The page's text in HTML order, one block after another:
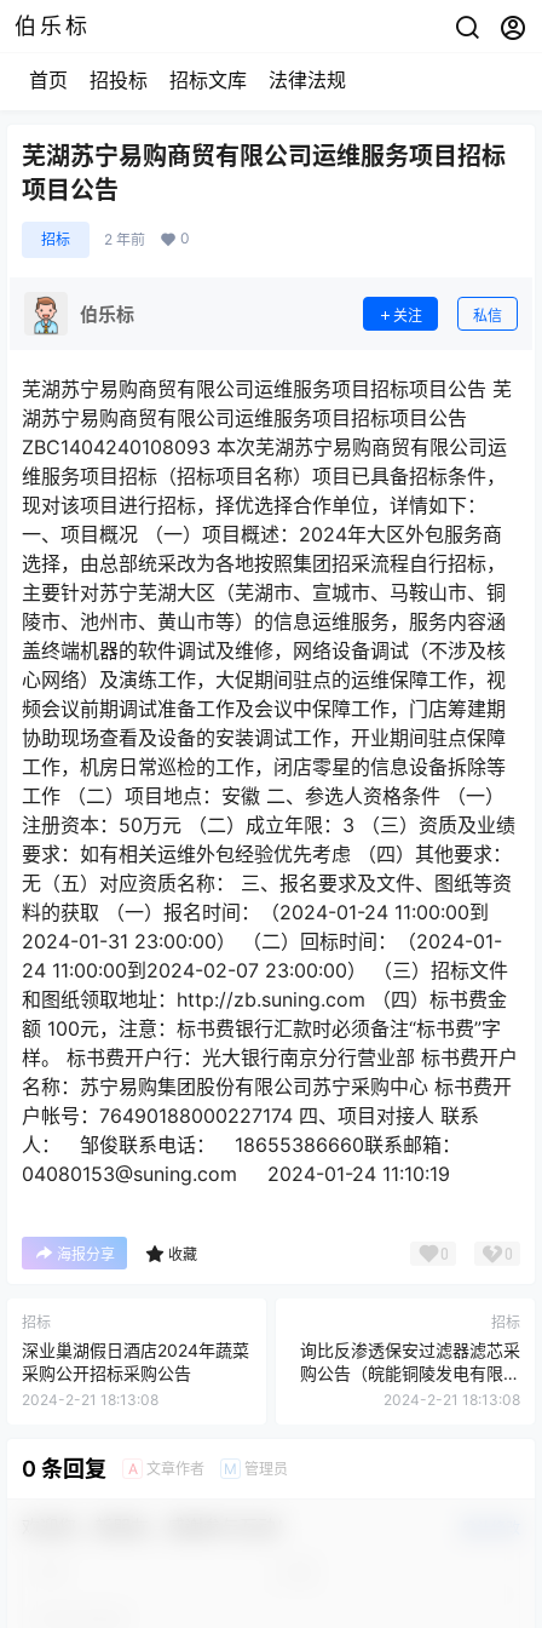
伯乐标
首页 招投标 招标文库 法律法规
芜湖苏宁易购商贸有限公司运维服务项目招标
项目公告
招标 2 年前 0
伯乐标 关注 私信
芜湖苏宁易购商贸有限公司运维服务项目招标项目公告 芜
湖苏宁易购商贸有限公司运维服务项目招标项目公告
ZBC1404240108093 本次芜湖苏宁易购商贸有限公司运
维服务项目招标（招标项目名称）项目已具备招标条件，
现对该项目进行招标，择优选择合作单位，详情如下：
一、项目概况 （一）项目概述：2024年大区外包服务商
选择，由总部统采改为各地按照集团招采流程自行招标，
主要针对苏宁芜湖大区（芜湖市、宣城市、马鞍山市、铜
陵市、池州市、黄山市等）的信息运维服务，服务内容涵
盖终端机器的软件调试及维修，网络设备调试（不涉及核
心网络）及演练工作，大促期间驻点的运维保障工作，视
频会议前期调试准备工作及会议中保障工作，门店筹建期
协助现场查看及设备的安装调试工作，开业期间驻点保障
工作，机房日常巡检的工作，闭店零星的信息设备拆除等
工作 （二）项目地点：安徽 二、参选人资格条件 （一）
注册资本：50万元 （二）成立年限：3 （三）资质及业绩
要求：如有相关运维外包经验优先考虑 （四）其他要求：
无（五）对应资质名称： 三、报名要求及文件、图纸等资
料的获取 （一）报名时间：（2024-01-24 11:00:00到
2024-01-31 23:00:00） （二）回标时间：（2024-01-
24 11:00:00到2024-02-07 23:00:00） （三）招标文件
和图纸领取地址：http://zb.suning.com （四）标书费金
额 100元，注意：标书费银行汇款时必须备注“标书费”字
样。 标书费开户行：光大银行南京分行营业部 标书费开户
名称：苏宁易购集团股份有限公司苏宁采购中心 标书费开
户帐号：76490188000227174 四、项目对接人 联系
人： 邹俊联系电话： 18655386660联系邮箱：
04080153@suning.com 2024-01-24 11:10:19
海报分享 收藏 0 0
招标
深业巢湖假日酒店2024年蔬菜
采购公开招标采购公告
2024-2-21 18:13:08
招标
询比反渗透保安过滤器滤芯采
购公告（皖能铜陵发电有限公
司）
2024-2-21 18:13:08
0 条回复 A 文章作者 M 管理员